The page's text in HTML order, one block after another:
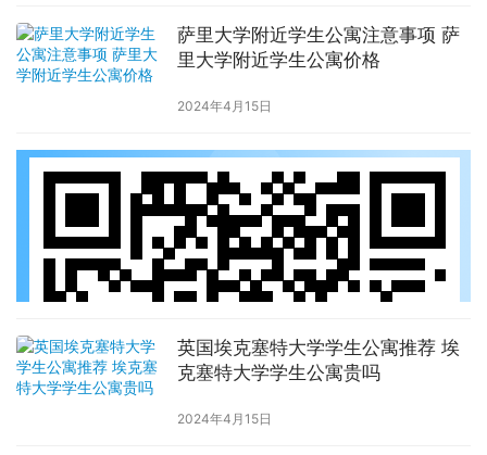
萨里大学附近学生公寓注意事项 萨
里大学附近学生公寓价格
2024年4月15日
英国埃克塞特大学学生公寓推荐 埃
克塞特大学学生公寓贵吗
2024年4月15日